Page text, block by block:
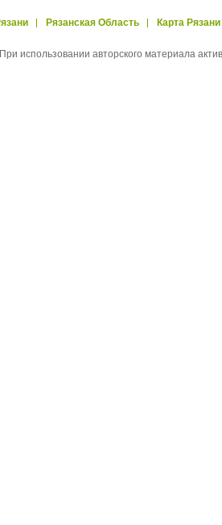
Рязанская Область Карта Рязани
использовании авторского материала